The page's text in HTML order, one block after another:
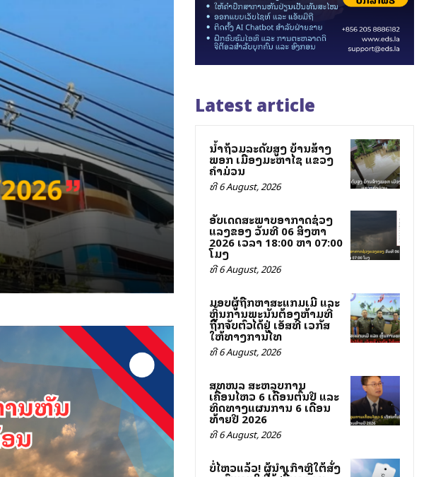
Latest article
ນ້ຳຖ້ວມລະດັບສູງ ບ້ານສ້າງ
ພອກ ເມືອງມະຫາໄຊ ແຂວງ
ຄຳມ່ວນ
ທີ 6 August, 2026
ອັບເດດສະພາບອາກາດຊ່ວງ
ແລງຂອງ ວັນທີ 06 ສິງຫາ
2026 ເວລາ 18:00 ຫາ 07:00
ໂມງ
ທີ 6 August, 2026
ມອບຜູ້ຖືກຫາສະແກມເມີ ແລະ
ຫຼິ້ນການພະນັນຕ້ອງຫ້າມທີ່
ຖືກຈັບຕົວໄດ້ຢູ່ ເອັສທີ ເວກັສ
ໃຫ້ທາງການໄທ
ທີ 6 August, 2026
ສທໜລ ສະຫລຸບການ
ເຄື່ອນໄຫວ 6 ເດືອນຕົ້ນປີ ແລະ
ທິດທາງແຜນການ 6 ເດືອນ
ທ້າຍປີ 2026
ທີ 6 August, 2026
ບໍ່ໄຫວແລ້ວ! ຜູ້ນຳເກົາຫຼີໃຕ້ສັ່ງ